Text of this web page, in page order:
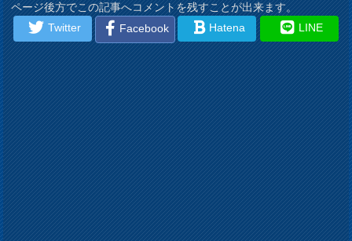
ページ後方でこの記事へコメントを残すことが出来ます。
Twitter
Facebook Hatena LINE